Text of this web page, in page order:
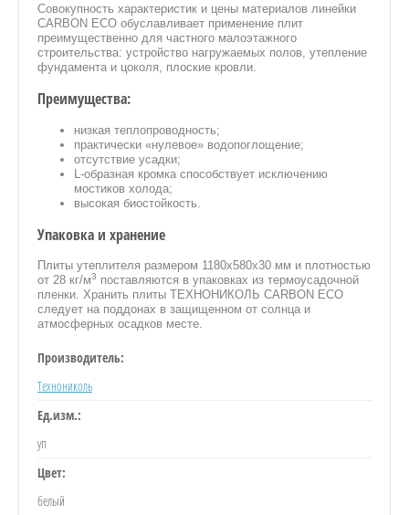
Совокупность характеристик и цены материалов линейки
CARBON ECO обуславливает применение плит
преимущественно для частного малоэтажного
строительства: устройство нагружаемых полов, утепление
фундамента и цоколя, плоские кровли.
Преимущества:
низкая теплопроводность;
практически «нулевое» водопоглощение;
отсутствие усадки;
L-образная кромка способствует исключению
мостиков холода;
высокая биостойкость.
Упаковка и хранение
Плиты утеплителя размером 1180x580x30 мм и плотностью
от 28 кг/м3 поставляются в упаковках из термоусадочной
пленки. Хранить плиты ТЕХНОНИКОЛЬ CARBON ECO
следует на поддонах в защищенном от солнца и
атмосферных осадков месте.
Производитель:
Технониколь
Ед.изм.:
уп
Цвет:
белый